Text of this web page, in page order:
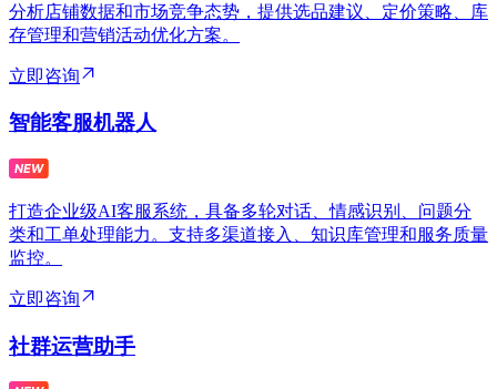
分析店铺数据和市场竞争态势，提供选品建议、定价策略、库
存管理和营销活动优化方案。
立即咨询
智能客服机器人
打造企业级AI客服系统，具备多轮对话、情感识别、问题分
类和工单处理能力。支持多渠道接入、知识库管理和服务质量
监控。
立即咨询
社群运营助手